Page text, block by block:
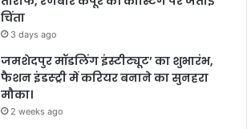
चिंता
3 days ago
जमशेदपुर मॉडलिंग इंस्टीट्यूट’ का शुभारंभ,
फैशन इंडस्ट्री में करियर बनाने का सुनहरा
मौका।
2 weeks ago